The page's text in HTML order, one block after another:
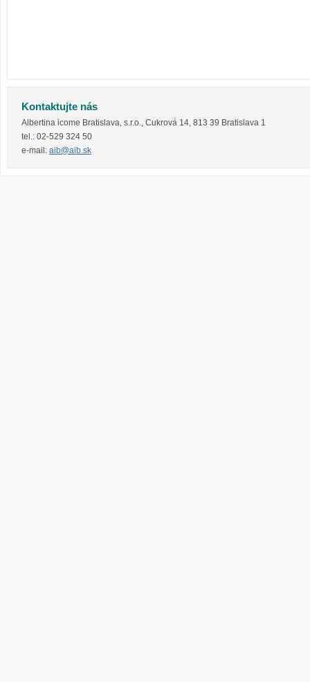
Kontaktujte nás
Albertina icome Bratislava, s.r.o. Cukrová 14 813 39 Bratislava 1
tel.: 02-529 324 50
e-mail: aib@aib.sk